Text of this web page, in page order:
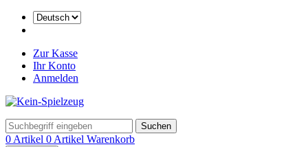
Zur Kasse
Ihr Konto
Anmelden
Suchen
0 Artikel 0 Artikel Warenkorb